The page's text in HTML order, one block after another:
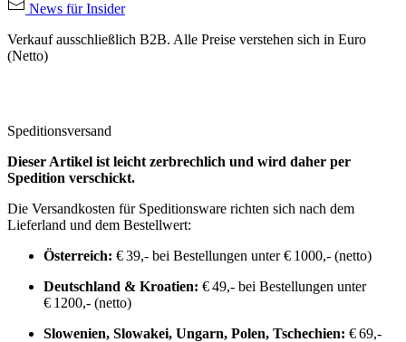
News für Insider
Verkauf ausschließlich B2B. Alle Preise verstehen sich in Euro
(Netto)
Speditionsversand
Dieser Artikel ist leicht zerbrechlich und wird daher per
Spedition verschickt.
Die Versandkosten für Speditionsware richten sich nach dem
Lieferland und dem Bestellwert:
Österreich: € 39,- bei Bestellungen unter € 1000,- (netto)
Deutschland & Kroatien: € 49,- bei Bestellungen unter
€ 1200,- (netto)
Slowenien, Slowakei, Ungarn, Polen, Tschechien: € 69,-